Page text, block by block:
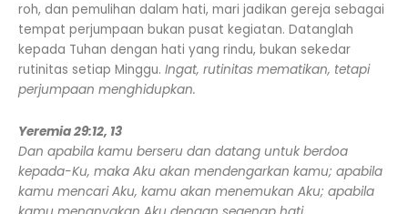
roh, dan pemulihan dalam hati, mari jadikan gereja sebagai
tempat perjumpaan bukan pusat kegiatan. Datanglah
kepada Tuhan dengan hati yang rindu, bukan sekedar
rutinitas setiap Minggu. Ingat, rutinitas mematikan, tetapi
perjumpaan menghidupkan.
Yeremia 29:12, 13
Dan apabila kamu berseru dan datang untuk berdoa
kepada-Ku, maka Aku akan mendengarkan kamu; apabila
kamu mencari Aku, kamu akan menemukan Aku; apabila